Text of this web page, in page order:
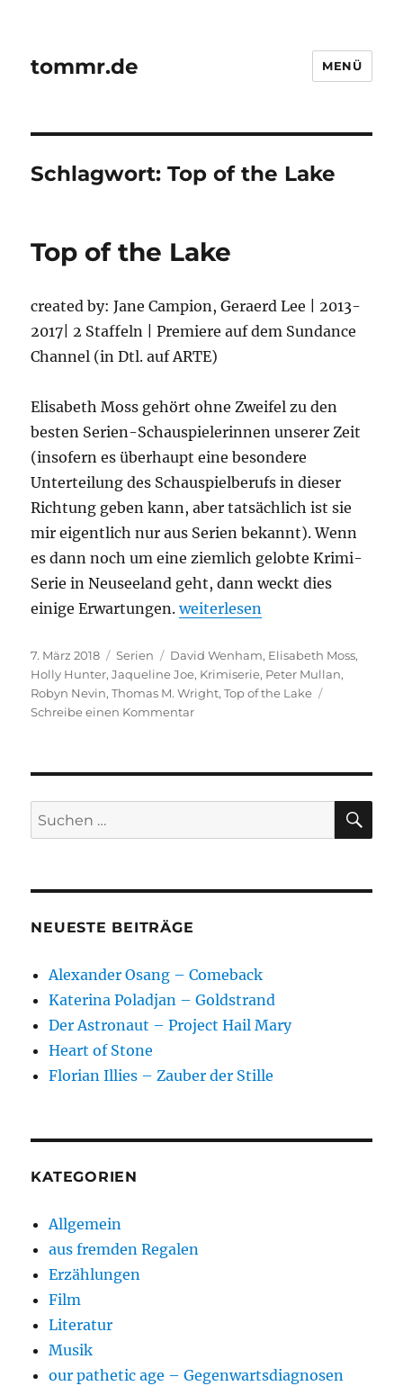
tommr.de MENÜ
Schlagwort:Top of the Lake
Top of the Lake
created by: Jane Campion, Geraerd Lee | 2013-
2017| 2 Staffeln | Premiere auf dem Sundance
Channel (in Dtl. auf ARTE)
Elisabeth Moss gehört ohne Zweifel zu den
besten Serien-Schauspielerinnen unserer Zeit
(insofern es überhaupt eine besondere
Unterteilung des Schauspielberufs in dieser
Richtung geben kann, aber tatsächlich ist sie
mir eigentlich nur aus Serien bekannt). Wenn
es dann noch um eine ziemlich gelobte Krimi-
Serie in Neuseeland geht, dann weckt dies
einige Erwartungen.„Top of the Lake“
weiterlesen
Veröffentlicht
am
7. März 2018 Kategorien
Serien Schlagwörter
David Wenham, Elisabeth Moss,
Holly Hunter,Jaqueline Joe, Krimiserie, Peter Mullan,
Robyn Nevin,Thomas M. Wright,Top of the Lake
Schreibe einen Kommentarzu
Suchen
nach:
NEUESTE BEITRÄGE
Alexander Osang – Comeback
Katerina Poladjan – Goldstrand
Der Astronaut – Project Hail Mary
Heart of Stone
Florian Illies – Zauber der Stille
KATEGORIEN
Allgemein
aus fremden Regalen
Erzählungen
Film
Literatur
Musik
our pathetic age – Gegenwartsdiagnosen